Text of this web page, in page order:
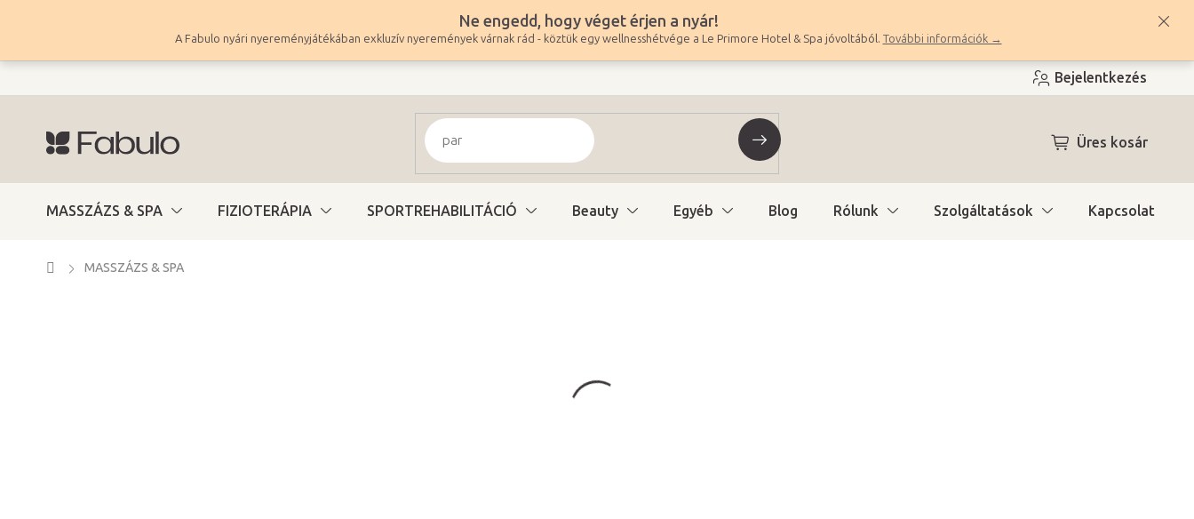
tartalomhoz
Ne engedd, hogy véget érjen a nyár!
A Fabulo nyári nyereményjátékában exkluzív nyeremények várnak rád - köztük egy wellnesshétvége a Le Primore Hotel & Spa jóvoltából. További információk →
Bejelentkezés
KOSÁR
Üres kosár
MASSZÁZS & SPA FIZIOTERÁPIA SPORTREHABILITÁCIÓ Beauty Egyéb Blog Rólunk Szolgáltatások Kapcsolat
Kezdőlap
MASSZÁZS & SPA